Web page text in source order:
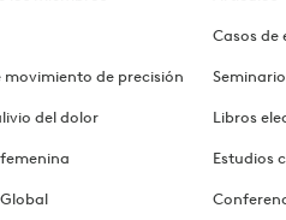
movimiento de precisión
del dolor
Casos de
Libros
Estudios